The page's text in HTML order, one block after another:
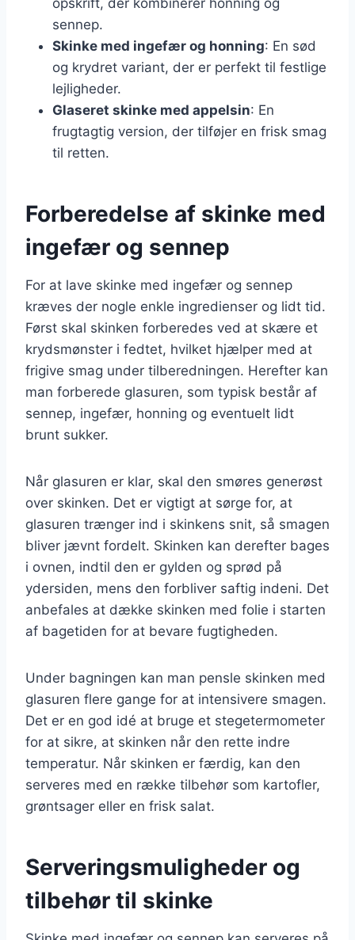
sennep.
Skinke med ingefær og honning: En sød
og krydret variant, der er perfekt til festlige
lejligheder.
Glaseret skinke med appelsin: En
frugtagtig version, der tilføjer en frisk smag
til retten.
Forberedelse af skinke med
ingefær og sennep
For at lave skinke med ingefær og sennep
kræves der nogle enkle ingredienser og lidt tid.
Først skal skinken forberedes ved at skære et
krydsmønster i fedtet, hvilket hjælper med at
frigive smag under tilberedningen. Herefter kan
man forberede glasuren, som typisk består af
sennep, ingefær, honning og eventuelt lidt
brunt sukker.
Når glasuren er klar, skal den smøres generøst
over skinken. Det er vigtigt at sørge for, at
glasuren trænger ind i skinkens snit, så smagen
bliver jævnt fordelt. Skinken kan derefter bages
i ovnen, indtil den er gylden og sprød på
ydersiden, mens den forbliver saftig indeni. Det
anbefales at dække skinken med folie i starten
af bagetiden for at bevare fugtigheden.
Under bagningen kan man pensle skinken med
glasuren flere gange for at intensivere smagen.
Det er en god idé at bruge et stegetermometer
for at sikre, at skinken når den rette indre
temperatur. Når skinken er færdig, kan den
serveres med en række tilbehør som kartofler,
grøntsager eller en frisk salat.
Serveringsmuligheder og
tilbehør til skinke